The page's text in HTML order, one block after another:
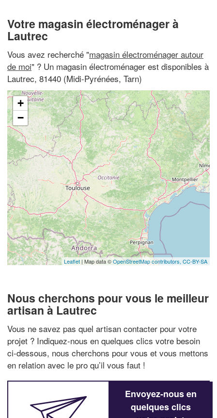
Votre magasin électroménager à
Lautrec
Vous avez recherché "magasin électroménager autour
de moi" ? Un magasin électroménager est disponibles à
Lautrec, 81440 (Midi-Pyrénées, Tarn)
+
−
Leaflet | Map data ©OpenStreetMap contributors, CC-BY-SA
Nous cherchons pour vous le meilleur
artisan à Lautrec
Vous ne savez pas quel artisan contacter pour votre
projet ? Indiquez-nous en quelques clics votre besoin
ci-dessous, nous cherchons pour vous et vous mettons
en relation avec le pro qu’il vous faut !
Envoyez-nous en
quelques clics